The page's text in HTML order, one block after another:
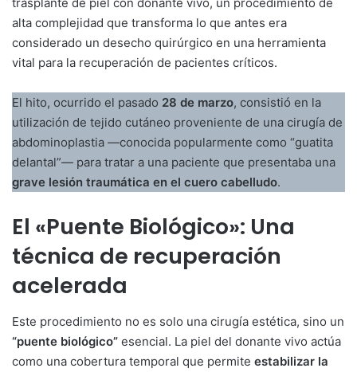
trasplante de piel con donante vivo, un procedimiento de
alta complejidad que transforma lo que antes era
considerado un desecho quirúrgico en una herramienta
vital para la recuperación de pacientes críticos.
El hito, ocurrido el pasado 28 de marzo, consistió en la
utilización de tejido cutáneo proveniente de una cirugía de
abdominoplastia —conocida popularmente como “guatita
delantal”— para tratar a una paciente que presentaba una
grave lesión traumática en el cuero cabelludo.
El «Puente Biológico»: Una
técnica de recuperación
acelerada
Este procedimiento no es solo una cirugía estética, sino un
“puente biológico” esencial. La piel del donante vivo actúa
como una cobertura temporal que permite estabilizar la